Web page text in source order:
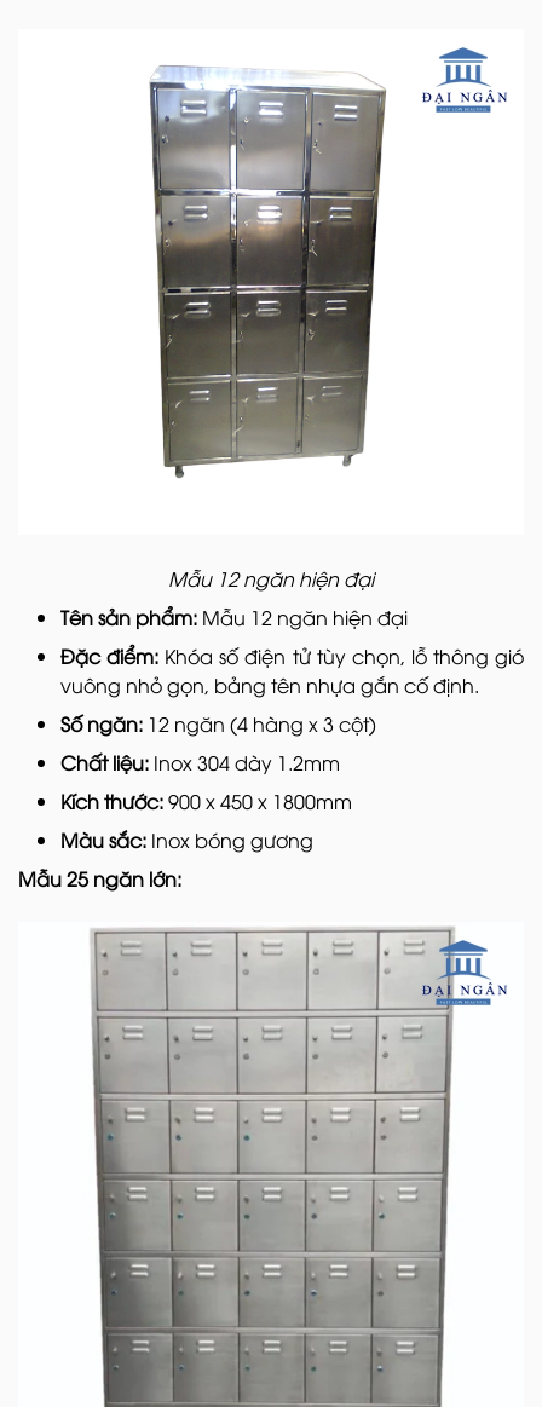
Mẫu 12 ngăn hiện đại
Tên sản phẩm: Mẫu 12 ngăn hiện đại
Đặc điểm: Khóa số điện tử tùy chọn, lỗ thông gió
vuông nhỏ gọn, bảng tên nhựa gắn cố định.
Số ngăn: 12 ngăn (4 hàng x 3 cột)
Chất liệu: Inox 304 dày 1.2mm
Kích thước:900 x 450 x 1800mm
Màu sắc: Inox bóng gương
Mẫu 25 ngăn lớn: